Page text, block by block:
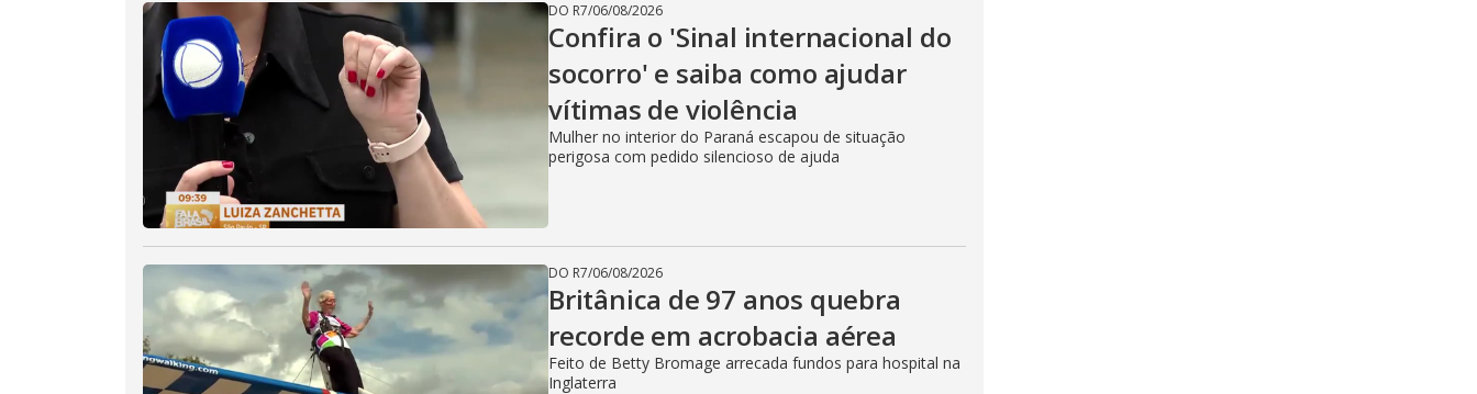
DO R7/06/08/2026
Confira o 'Sinal internacional do
socorro' e saiba como ajudar
vítimas de violência
Mulher no interior do Paraná escapou de situação
perigosa com pedido silencioso de ajuda
DO R7/06/08/2026
Britânica de 97 anos quebra
recorde em acrobacia aérea
Feito de Betty Bromage arrecada fundos para hospital na
Inglaterra